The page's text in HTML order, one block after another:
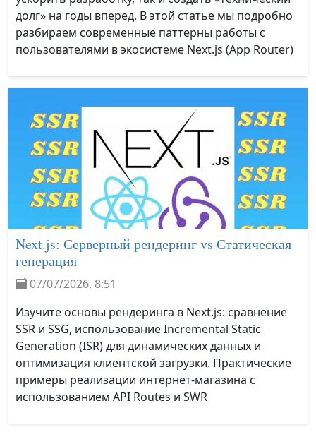
долг» на годы вперед. В этой статье мы подробно
разбираем современные паттерны работы с
пользователями в экосистеме Next.js (App Router)
Next.js: Серверный рендеринг vs Статическая
генерация
07/07/2026, 8:51
Изучите основы рендеринга в Next.js: сравнение
SSR и SSG, использование Incremental Static
Generation (ISR) для динамических данных и
оптимизация клиентской загрузки. Практические
примеры реализации интернет-магазина с
использованием API Routes и SWR